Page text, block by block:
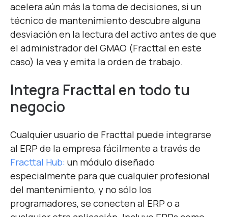
acelera aún más la toma de decisiones, si un
técnico de mantenimiento descubre alguna
desviación en la lectura del activo antes de que
el administrador del GMAO (Fracttal en este
caso) la vea y emita la orden de trabajo.
Integra Fracttal en todo tu
negocio
Cualquier usuario de Fracttal puede integrarse
al ERP de la empresa fácilmente a través de
Fracttal Hub: un módulo diseñado
especialmente para que cualquier profesional
del mantenimiento, y no sólo los
programadores, se conecten al ERP o a